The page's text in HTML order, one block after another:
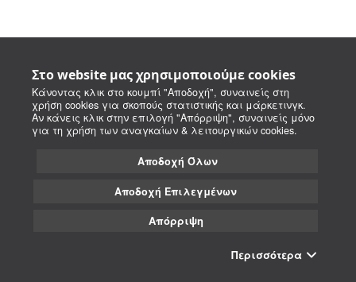
Στο website μας χρησιμοποιούμε cookies
Κάνοντας κλικ στο κουμπί "Αποδοχή", συναινείς στη
χρήση cookies για σκοπούς στατιστικής και μάρκετινγκ.
Αν κάνεις κλικ στην επιλογή "Απόρριψη", συναινείς μόνο
για τη χρήση των αναγκαίων & λειτουργικών cookies.
Αποδοχή Όλων
Αποδοχή Επιλεγμένων
Απόρριψη
Περισσότερα